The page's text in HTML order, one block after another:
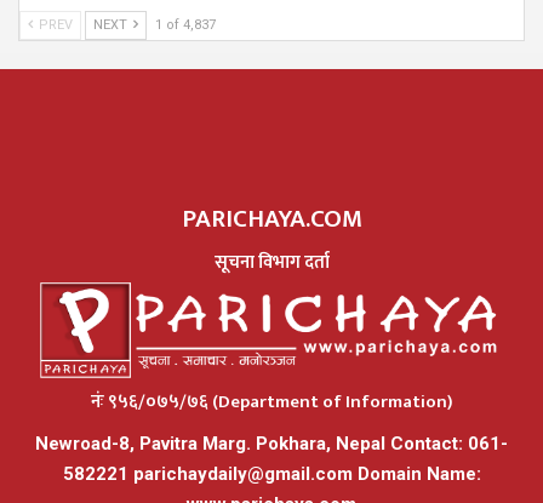
PREV NEXT 1 of 4,837
PARICHAYA.COM
सूचना विभाग दर्ता
नंः ९५६/०७५/७६ (Department of Information)
Newroad-8, Pavitra Marg. Pokhara, Nepal Contact: 061-
582221 parichaydaily@gmail.comDomain Name: